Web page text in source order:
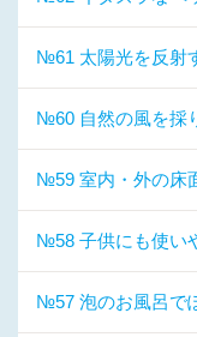
№61 太陽光を反射
№60 自然の風を採
№59 室内・外の床
№58 子供にも使い
№57 泡のお風呂で